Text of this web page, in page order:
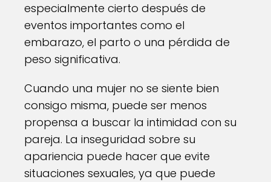
especialmente cierto después de
eventos importantes como el
embarazo, el parto o una pérdida de
peso significativa.
Cuando una mujer no se siente bien
consigo misma, puede ser menos
propensa a buscar la intimidad con su
pareja. La inseguridad sobre su
apariencia puede hacer que evite
situaciones sexuales, ya que puede